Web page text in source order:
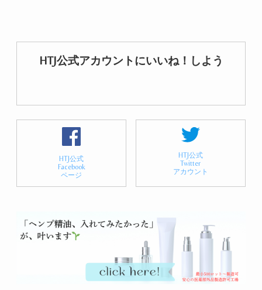
HTJ公式アカウントにいいね！しよう
HTJ公式
Facebook
ページ
HTJ公式
Twitter
アカウント